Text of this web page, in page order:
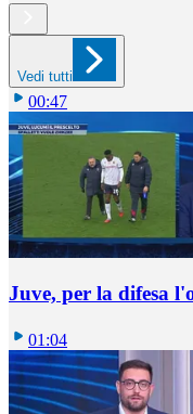
Vedi tutti
00:47
Juve, per la difesa
01:04